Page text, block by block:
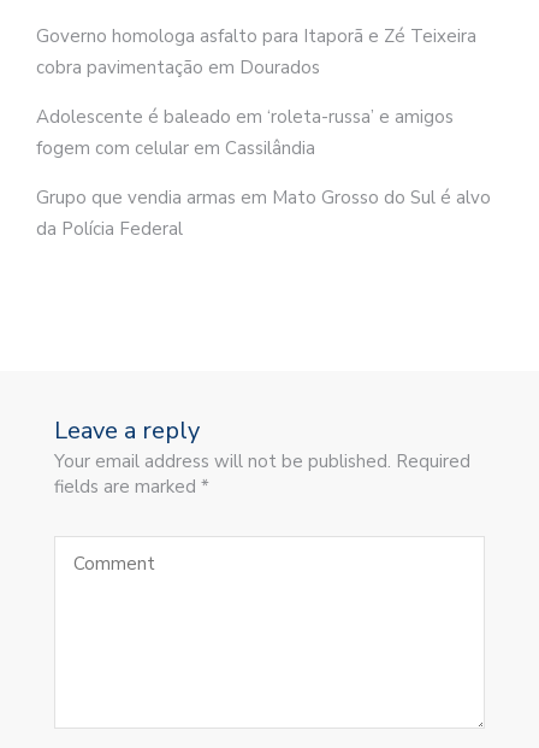
Governo homologa asfalto para Itaporã e Zé Teixeira
cobra pavimentação em Dourados
Adolescente é baleado em ‘roleta-russa’ e amigos
fogem com celular em Cassilândia
Grupo que vendia armas em Mato Grosso do Sul é alvo
da Polícia Federal
Leave a reply
Your email address will not be published. Required
fields are marked *